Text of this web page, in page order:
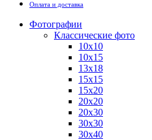
Оплата и доставка
Фотографии
Классические фото
10х10
10х15
13х18
15х15
15х20
20х20
20х30
30х30
30х40